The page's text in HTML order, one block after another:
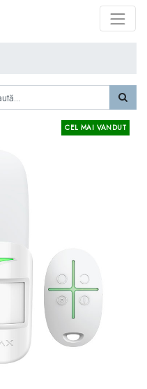
CEL MAI VANDUT